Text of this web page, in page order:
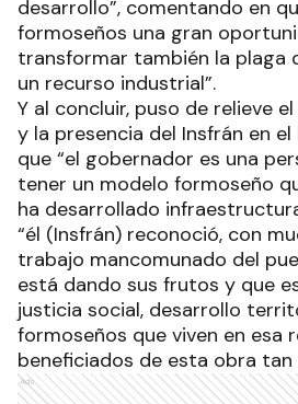
desarrollo”, comentando en
formoseños una gran
transformar también la plaga
un recurso industrial”.
Y al concluir, puso de relieve
y la presencia del Insfrán en
que “el gobernador es una
tener un modelo formoseño
ha desarrollado
“él (Insfrán) reconoció, con
trabajo mancomunado del
está dando sus frutos y que
justicia social, desarrollo
formoseños que viven en esa
beneficiados de esta obra
Ads